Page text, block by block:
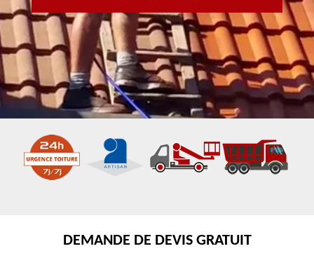
DEMANDE DE DEVIS GRATUIT